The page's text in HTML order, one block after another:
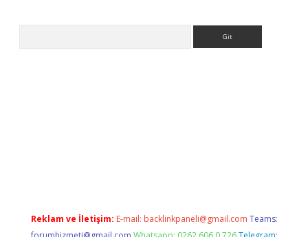
Reklam ve İletişim: E-mail: backlinkpaneli@gmail.com Teams: